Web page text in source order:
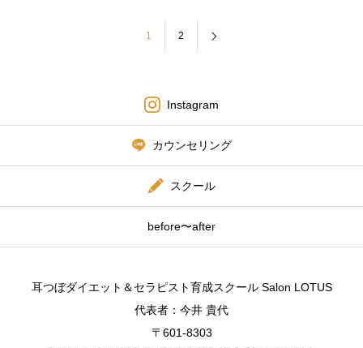
1 2
Instagram
カウンセリング
スクール
before〜after
耳つぼダイエット＆セラピスト育成スクール Salon LOTUS
代表者：今井 貴代
〒601-8303